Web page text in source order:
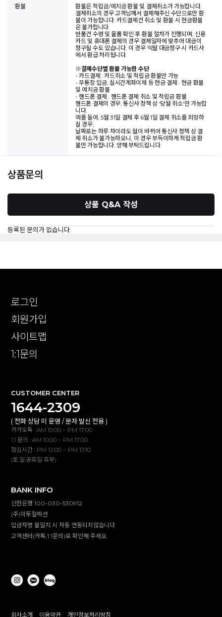
환불
환불은 적립금/예치금 환불 및 결제취소가 가능합니다.
결제취소의 경우 고객님께서 결제해주신 수단으로만 환
불이 가능합니다. 카드결제건 취소 및 환불 시 현금환불
은 불가합니다.
반품건 수령 및 물품 확인 후 환불 절차가 진행되며, 신용
카드 및 휴대폰 결제의 경우 결제일자에 맞추어 대금이
청구될 수도 있습니다. 이 경우 익월 대금청구 시 카드사
에서 환급 처리됩니다.
※결제수단별 환불 가능한 수단
- 카드결제 : 카드취소 및 적립금 환불만 가능
- 무통장 입금, 실시간계좌이체 등 현금 결제 : 현금 환불
및 예치금 환불
- 핸드폰 결제 : 핸드폰 결제 취소 및 적립금 환불
핸드폰 결제의 경우, 통신사 정책 상 '당월 취소'만 가능합
니다.
예를 들어, 5월 31일 결제 후 6월 1일 결제 취소를 희망하
실 경우,
날짜로는 하루 차이라도 월이 바뀌어 통신사 정책 상 결
제 취소가 불가능하오니, 이 경우 부득이하게 적립금 환
불만 가능합니다. 양해 부탁드립니다.
상품문의
상품 Q&A 작성
등록된 문의가 없습니다.
로그인
회원가입
사이트맵
1:1문의
CUSTOMER CENTER
1644-2309
( 전화 상담 미 운영 / 문자 발신 전용 )
카카오톡 : AM 10:00 ~ PM 17:00
1:1 문의 : AM 10:00 ~ PM 17:00
점심시간 : PM 12:00 ~ PM 13:10
(토,일,공휴일 휴무)
BANK INFO
신한은행 100-030-530912
(주)이투컬렉션
입금자명 불일치 시 자동 연동되지않습니다.
고객센터(카톡,1:1문의)로 확인해 주세요.
회사소개 이용약관 개인정보처리방침